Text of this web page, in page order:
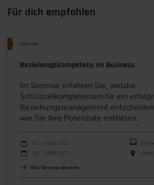
Für dich empfohlen
Seminar
Beziehungskompetenz im Business
Im Seminar erfahren Sie, welche
Schlüsselkompetenzen für ein
Beziehungsmanagement
wie Sie Ihre Potenziale entfalten.
Durchführungen
Veranstaltungsdatum
03. – 04.03.2027
25. – 26.05.2027
Alle Termine ansehen